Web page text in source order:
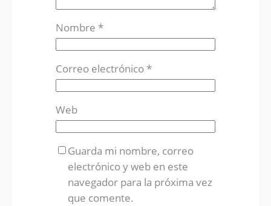
Nombre *
Correo electrónico*
Web
Guarda mi nombre, correo
electrónico y web en este
navegador para la próxima vez
que comente.